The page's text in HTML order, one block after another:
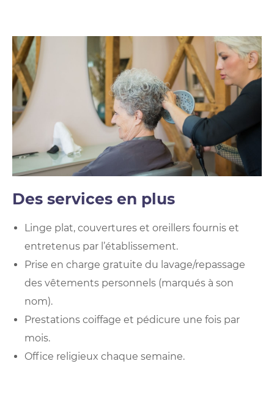
Des services en plus
Linge plat, couvertures et oreillers fournis et
entretenus par l’établissement.
Prise en charge gratuite du lavage/repassage
des vêtements personnels (marqués à son
nom).
Prestations coiffage et pédicure une fois par
mois.
Office religieux chaque semaine.